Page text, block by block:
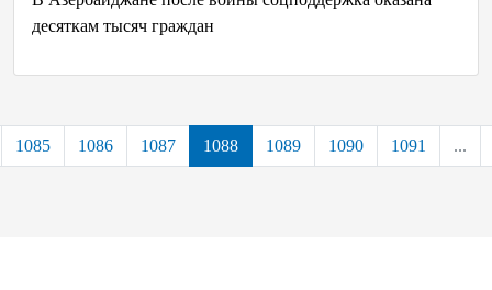
десяткам тысяч граждан
1085 1086 1087 1088 1089 1090 1091 ...